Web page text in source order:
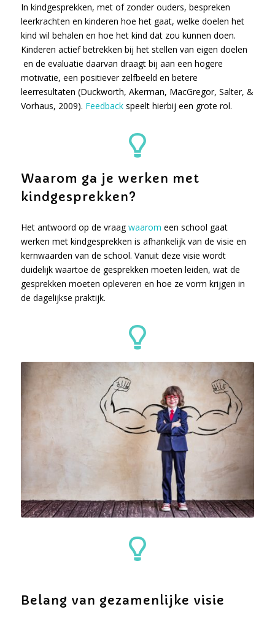
In kindgesprekken, met of zonder ouders, bespreken
leerkrachten en kinderen hoe het gaat, welke doelen het
kind wil behalen en hoe het kind dat zou kunnen doen.
Kinderen actief betrekken bij het stellen van eigen doelen
en de evaluatie daarvan draagt bij aan een hogere
motivatie, een positiever zelfbeeld en betere
leerresultaten (Duckworth, Akerman, MacGregor, Salter, &
Vorhaus, 2009). Feedbackspeelt hierbij een grote rol.
Waarom ga je werken met
kindgesprekken?
Het antwoord op de vraagwaarom een school gaat
werken met kindgesprekken is afhankelijk van de visie en
kernwaarden van de school. Vanuit deze visie wordt
duidelijk waartoe de gesprekken moeten leiden, wat de
gesprekken moeten opleveren en hoe ze vorm krijgen in
de dagelijkse praktijk.
Belang van gezamenlijke visie